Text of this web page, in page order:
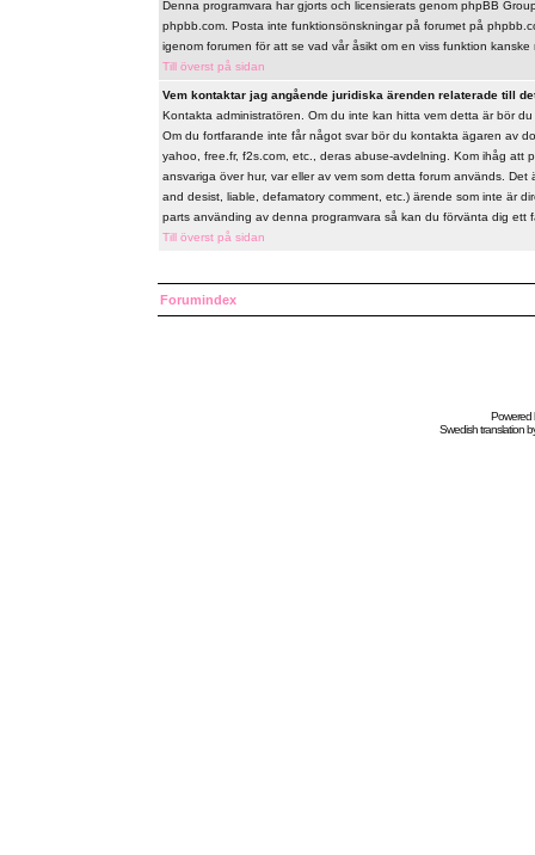
Denna programvara har gjorts och licensierats genom phpBB
phpbb.com. Posta inte funktionsönskningar på forumet på
igenom forumen för att se vad vår åsikt om en viss funktion
Till överst på sidan
Vem kontaktar jag angående juridiska ärenden relaterade till
Kontakta administratören. Om du inte kan hitta vem detta är bör
Om du fortfarande inte får något svar bör du kontakta ägaren av
yahoo, free.fr, f2s.com, etc., deras abuse-avdelning. Kom ihåg
ansvariga över hur, var eller av vem som detta forum används.
and desist, liable, defamatory comment, etc.) ärende som inte är
parts använding av denna programvara så kan du förvänta dig ett
Till överst på sidan
Forumindex
Powered
Swedishtranslation